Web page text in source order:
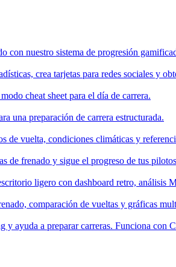
con nuestro sistema de progresión
crea tarjetas para redes sociales y
cheat sheet para el día de carrera.
una preparación de carrera estructurada.
vuelta, condiciones climáticas y
de frenado y sigue el progreso de tus
ligero con dashboard retro, análisis
comparación de vueltas y gráficas
ayuda a preparar carreras. Funciona con